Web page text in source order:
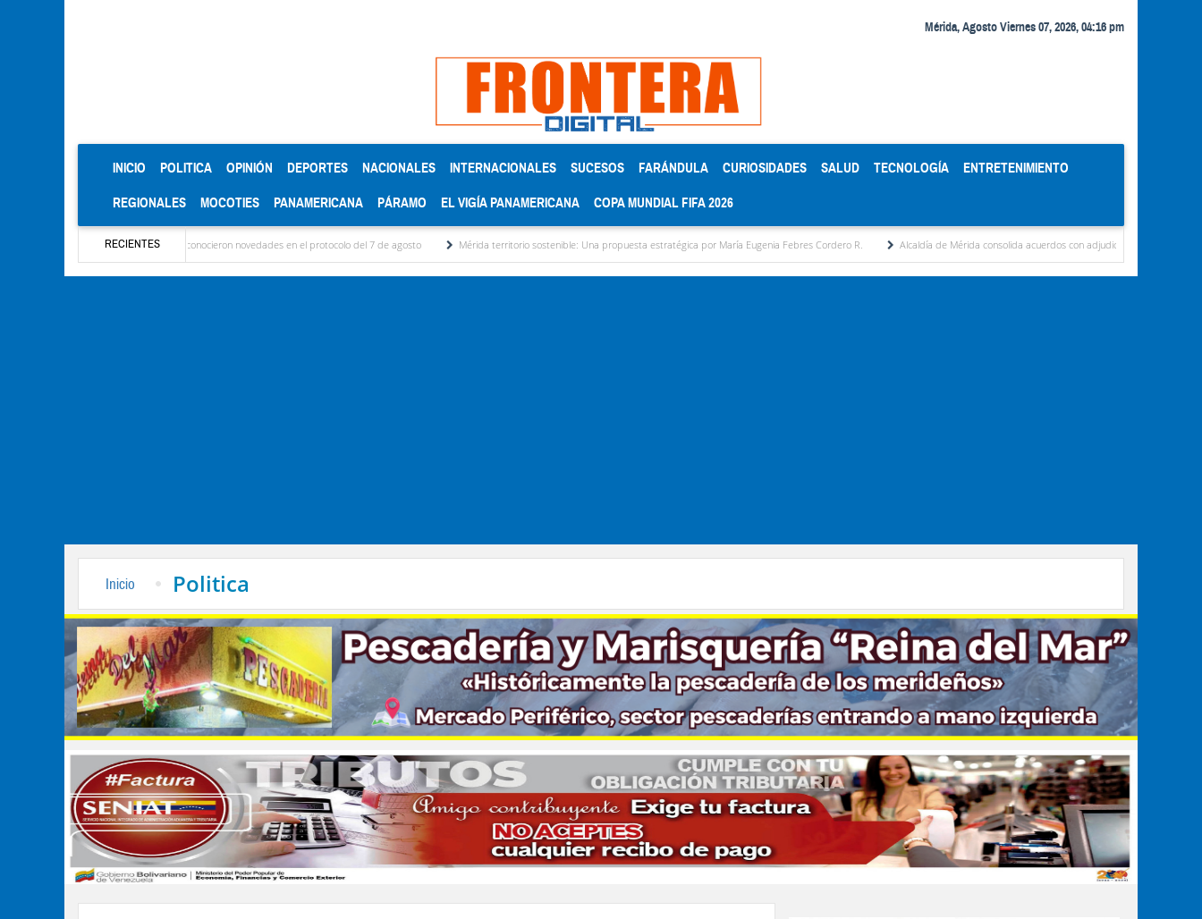
Mérida, Agosto Viernes 07, 2026, 04:16 pm
INICIO (CURRENT)
POLITICA OPINIÓN DEPORTES NACIONALES INTERNACIONALES SUCESOS FARÁNDULA CURIOSIDADES SALUD TECNOLOGÍA ENTRETENIMIENTO
REGIONALES MOCOTIES PANAMERICANA PÁRAMO EL VIGÍA PANAMERICANA COPA MUNDIAL FIFA 2026
RECIENTES
las delegaciones y se conocieron novedades en el protocolo del 7 de agosto Mérida territorio sostenible: Una propuesta estratégica por María Eugenia Febres Cordero R. Alcaldía de Mérida consolida acuerdos con adjudicatarios del Mercado Periférico
Inicio Politica